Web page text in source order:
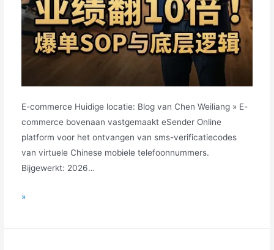
E-commerce Huidige locatie: Blog van Chen Weiliang » E-
commerce bovenaan vastgemaakt eSender Online
platform voor het ontvangen van sms-verificatiecodes
van virtuele Chinese mobiele telefoonnummers.
Bijgewerkt: 2026…
Hoe
je
»